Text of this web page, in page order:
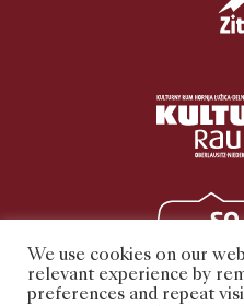
We use cookies on our
relevant experience by
preferences and repeat